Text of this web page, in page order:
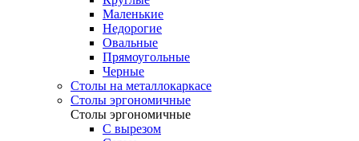
Маленькие
Недорогие
Овальные
Прямоугольные
Черные
Столы на металлокаркасе
Столы эргономичные
Столы эргономичные
С вырезом